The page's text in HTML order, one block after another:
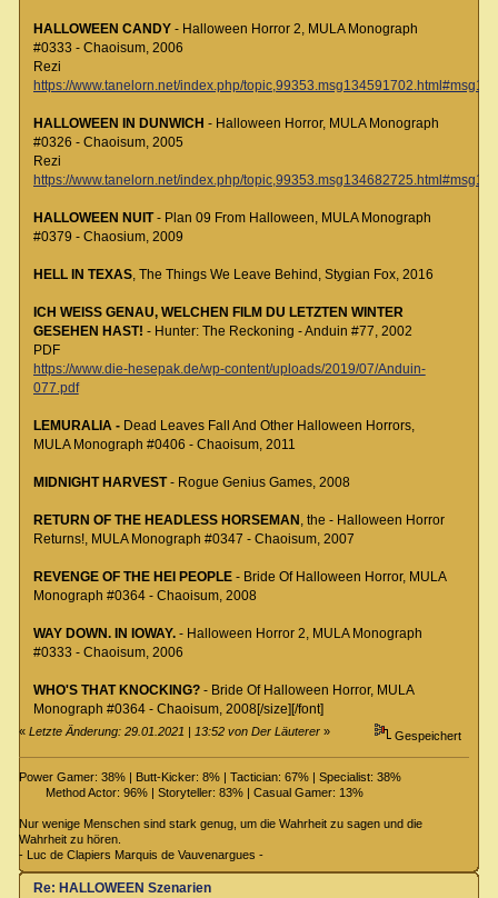
HALLOWEEN CANDY- Halloween Horror 2, MULA Monograph
#0333 - Chaoisum, 2006
Rezi
https://www.tanelorn.net/index.php/
HALLOWEEN IN DUNWICH - Halloween Horror, MULA Monograph
#0326 - Chaoisum, 2005
Rezi
https://www.tanelorn.net/index.php/
HALLOWEEN NUIT- Plan 09 From Halloween, MULA Monograph
#0379 - Chaosium, 2009
HELL IN TEXAS, The Things We Leave Behind, Stygian Fox, 2016
ICH WEISS GENAU, WELCHEN FILM DU LETZTEN WINTER
GESEHEN HAST! - Hunter: The Reckoning - Anduin #77, 2002
PDF
https://www.die-hesepak.de/wp-content/uploads/2019/07/Anduin-
077.pdf
LEMURALIA - Dead Leaves Fall And Other Halloween Horrors,
MULA Monograph #0406 - Chaoisum, 2011
MIDNIGHT HARVEST- Rogue Genius Games, 2008
RETURN OF THE HEADLESS HORSEMAN , the - Halloween Horror
Returns!, MULA Monograph #0347 - Chaoisum, 2007
REVENGE OF THE HEI PEOPLE- Bride Of Halloween Horror, MULA
Monograph #0364 - Chaoisum, 2008
WAY DOWN. IN IOWAY.- Halloween Horror 2, MULA Monograph
#0333 - Chaoisum, 2006
WHO'S THAT KNOCKING?- Bride Of Halloween Horror, MULA
Monograph #0364 - Chaoisum, 2008[/size][/font]
«Letzte Änderung: 29.01.2021 | 13:52 von Der Läuterer » Gespeichert
Power Gamer: 38% | Butt-Kicker: 8% | Tactician: 67% | Specialist: 38%
Method Actor: 96% | Storyteller: 83% | Casual Gamer: 13%
Nur wenige Menschen sind stark genug, um die Wahrheit zu sagen und die
Wahrheit zu hören.
- Luc de Clapiers Marquis de Vauvenargues -
Re: HALLOWEEN Szenarien